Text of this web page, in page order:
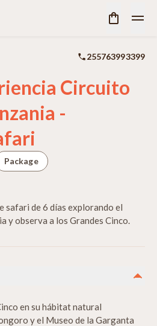
255763993399
Circuito
-
Package
safari de 6 días explorando el
y observa a los Grandes Cinco.
en su hábitat natural
y el Museo de la Garganta